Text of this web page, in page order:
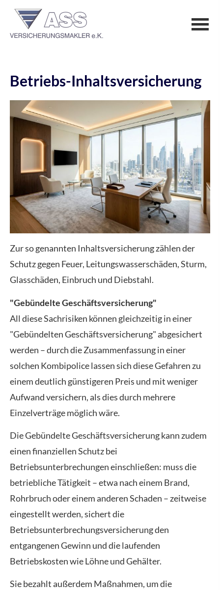
Betriebs-Inhaltsversicherung
Zur so genannten Inhaltsversicherung zählen der
Schutz gegen Feuer, Leitungswasserschäden, Sturm,
Glasschäden, Einbruch und Diebstahl.
"Gebündelte Geschäftsversicherung"
All diese Sachrisiken können gleichzeitig in einer
"Gebündelten Geschäftsversicherung" abgesichert
werden – durch die Zusammenfassung in einer
solchen Kombipolice lassen sich diese Gefahren zu
einem deutlich günstigeren Preis und mit weniger
Aufwand ver­sichern, als dies durch mehrere
Einzelverträge möglich wäre.
Die Gebündelte Geschäftsversicherung kann zudem
einen finanziellen Schutz bei
Betriebsunterbrechungen einschließen: muss die
betriebliche Tätigkeit – etwa nach einem Brand,
Rohrbruch oder einem anderen Schaden – zeitweise
eingestellt werden, sichert die
Betriebsunterbrechungsversicherung den
entgangenen Gewinn und die laufenden
Betriebskosten wie Löhne und Gehälter.
Sie bezahlt außerdem Maßnahmen, um die